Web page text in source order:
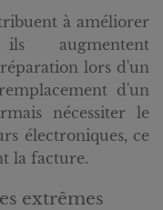
à améliorer
augmentent
lors d'un
d'un
nécessiter le
électroniques, ce
la facture.
extrêmes